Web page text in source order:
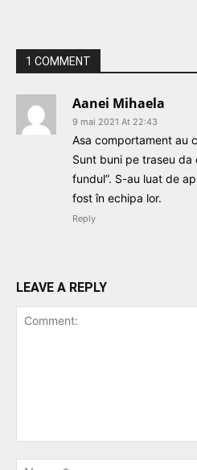
1 COMMENT
Aanei Mihaela
9 mai 2021 At 22:43
Asa comportament au
Sunt buni pe traseu da
fundul”. S-au luat de
fost în echipa lor.
Reply
LEAVE A REPLY